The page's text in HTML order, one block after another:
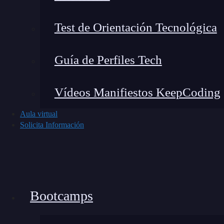
Test de Orientación Tecnológica
Guía de Perfiles Tech
Vídeos Manifiestos KeepCoding
Aula virtual
Solicita Información
Bootcamps
En lo básico, los BCIs capturan señales